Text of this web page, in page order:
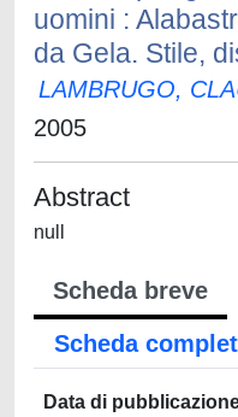
uomini :
da Gela. Stile,
LAMBRUGO,
2005
Abstract
null
Scheda breve
Scheda
Data di